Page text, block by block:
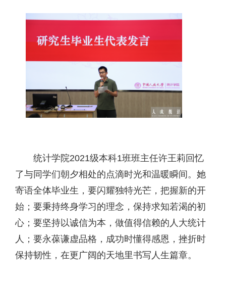
统计学院2021级本科1班班主任许王莉回忆
了与同学们朝夕相处的点滴时光和温暖瞬间。她
寄语全体毕业生，要闪耀独特光芒，把握新的开
始；要秉持终身学习的理念，保持求知若渴的初
心；要坚持以诚信为本，做值得信赖的人大统计
人；要永葆谦虚品格，成功时懂得感恩，挫折时
保持韧性，在更广阔的天地里书写人生篇章。